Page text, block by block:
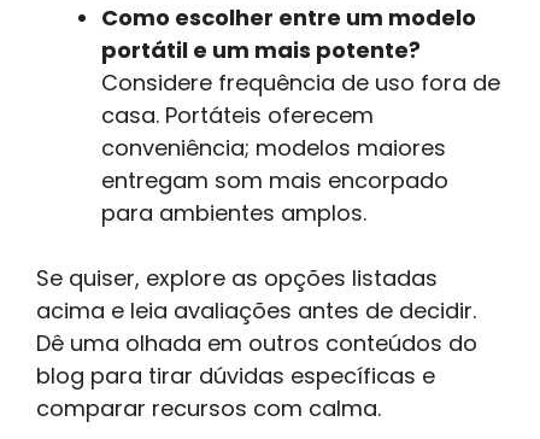
Como escolher entre um modelo
portátil e um mais potente?
Considere frequência de uso fora de
casa. Portáteis oferecem
conveniência; modelos maiores
entregam som mais encorpado
para ambientes amplos.
Se quiser, explore as opções listadas
acima e leia avaliações antes de decidir.
Dê uma olhada em outros conteúdos do
blog para tirar dúvidas específicas e
comparar recursos com calma.